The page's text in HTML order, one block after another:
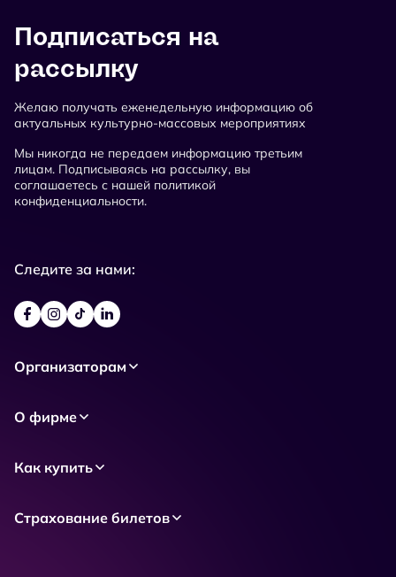
Подписаться на
рассылку
Желаю получать еженедельную информацию об
актуальных культурно-массовых мероприятиях
Мы никогда не передаем информацию третьим
лицам. Подписываясь на рассылку, вы
соглашаетесь с нашей политикой
конфиденциальности.
Следите за нами:
Организаторам
О фирме
Как купить
Страхование билетов